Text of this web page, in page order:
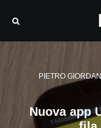
PIETRO
Nuova app